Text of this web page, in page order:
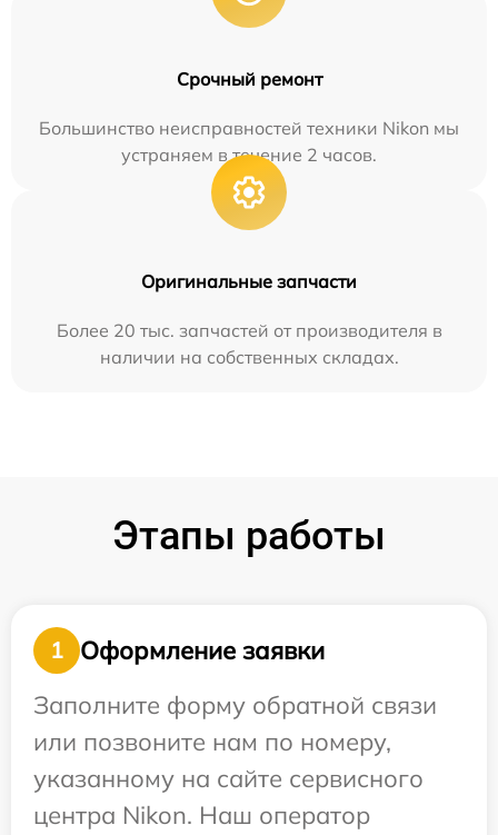
Срочный ремонт
Большинство неисправностей техники Nikon мы
устраняем в течение 2 часов.
Оригинальные запчасти
Более 20 тыс. запчастей от производителя в
наличии на собственных складах.
Этапы работы
1
Оформление заявки
Заполните форму обратной связи
или позвоните нам по номеру,
указанному на сайте сервисного
центра Nikon. Наш оператор